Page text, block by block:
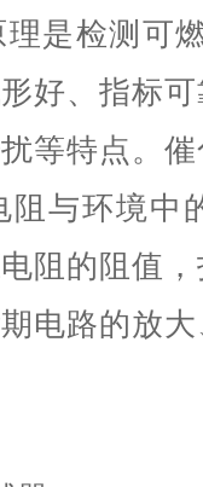
是检测可
好、指标
等特点。
阻与环境中
阻的阻值
电路的放